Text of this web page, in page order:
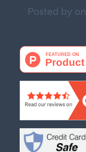
Posted by on